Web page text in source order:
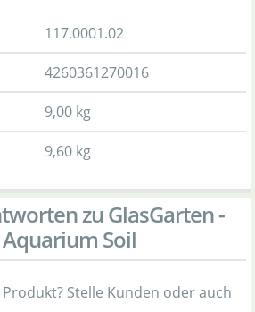
117.0001.02
4260361270016
9,00 kg
9,60 kg
zu GlasGarten -
Soil
Stelle Kunden oder auch